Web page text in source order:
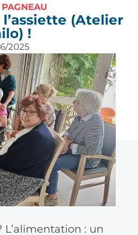
(Atelier
!
2025
à Mérignac, les
un vrai
animés par Mme
: un